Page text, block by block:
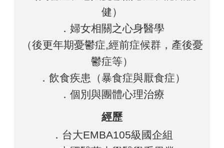
健）
．婦女相關之心身醫學
（後更年期憂鬱症,經前症候群，產後憂
鬱症等）
．飲食疾患（暴食症與厭食症）
．個別與團體心理治療
經歷
．台大EMBA105級國企組